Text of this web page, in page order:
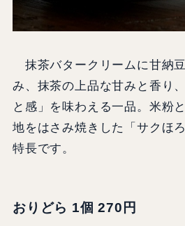
抹茶バタークリームに甘納
み、抹茶の上品な甘みと香り
と感」を味わえる一品。米粉
地をはさみ焼きした「サクほ
特長です。
おりどら 1個 270円